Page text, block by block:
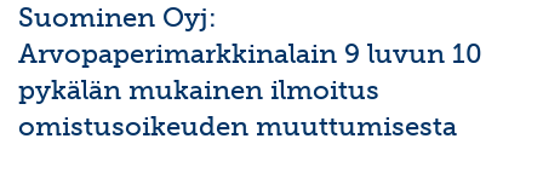
Suominen Oyj:
Arvopaperimarkkinalain 9 luvun 10
pykälän mukainen ilmoitus
omistusoikeuden muuttumisesta